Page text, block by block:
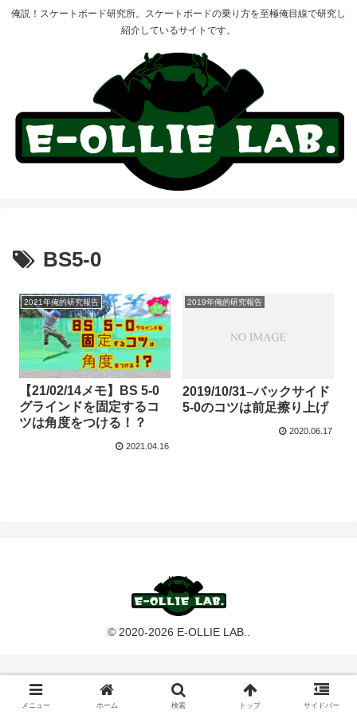
俺説！スケートボード研究所。スケートボードの乗り方を至極俺目線で研究し
紹介しているサイトです。
BS5-0
2021年俺的研究報告
【21/02/14メモ】BS 5-0
グラインドを固定するコ
ツは角度をつける！？
2021.04.16
2019年俺的研究報告
2019/10/31–バックサイド
5-0のコツは前足擦り上げ
2020.06.17
© 2020-2026 E-OLLIE LAB..
メニュー ホーム 検索 トップ サイドバー